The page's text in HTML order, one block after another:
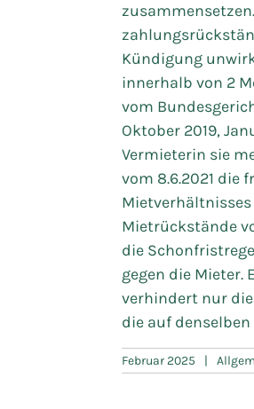
Kündigung
innerhalb von 2
vom
Oktober 2019,
Vermieterin sie
vom 8.6.2021 die
Mietverhältnisses
Mietrückstände
die
gegen die
verhindert nur
die auf
Februar 2025 |